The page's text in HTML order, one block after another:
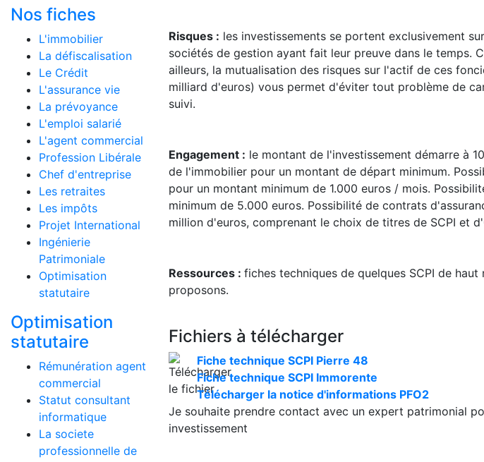
Nos fiches
L'immobilier
La défiscalisation
Le Crédit
L'assurance vie
La prévoyance
L'emploi salarié
L'agent commercial
Profession Libérale
Chef d'entreprise
Les retraites
Les impôts
Projet International
Ingénierie
Patrimoniale
Optimisation
statutaire
Optimisation
statutaire
Rémunération agent
commercial
Statut consultant
informatique
La societe
professionnelle de
Risques : les investissements se portent exclusivement
sociétés de gestion ayant fait leur preuve dans le temps.
ailleurs, la mutualisation des risques sur l'actif de ces
milliard d'euros) vous permet d'éviter tout problème de
suivi.
Engagement : le montant de l'investissement démarre à
de l'immobilier pour un montant de départ minimum.
pour un montant minimum de 1.000 euros / mois.
minimum de 5.000 euros. Possibilité de contrats
million d'euros, comprenant le choix de titres de SCPI et
Ressources : fiches techniques de quelques SCPI de
proposons.
Fichiers à télécharger
Fiche technique SCPI Pierre 48
Fiche technique SCPI Immorente
Télécharger la notice d'informations PFO2
Je souhaite prendre contact avec un expert patrimonial
investissement